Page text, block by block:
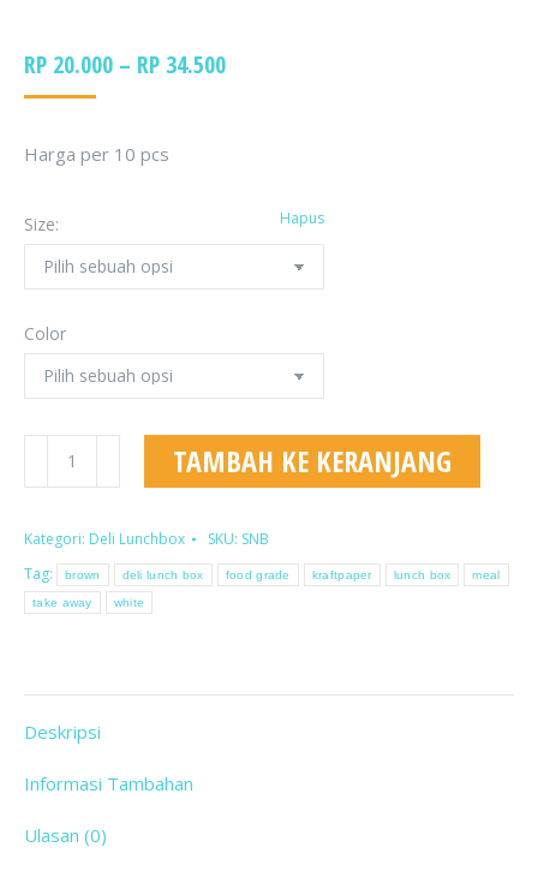
RP 20.000 – RP 34.500RENTANG
Harga per 10 pcs
Size:
Color
Hapus
Deli
Lunch
Box
TAMBAH KE KERANJANG
Kategori: Deli Lunchbox SKU: SNB
Tag:
brown deli lunch box food grade kraftpaper lunch box meal
take away white
Deskripsi
Informasi Tambahan
Ulasan (0)